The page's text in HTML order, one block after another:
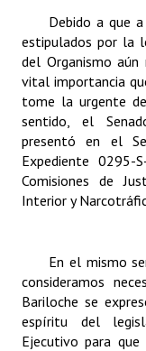
INSTITUCIONAL
Antiguos
Noticias Destacadas
Registros y
Datos Históricos
Audiencias
Mujeres que
Periodistas
Debido a que
estipulados por la
del Organismo
vital importancia
tome la urgente
sentido, el
presentó en el
Expediente
Comisiones de
Interior y
En el mismo
consideramos
Bariloche se
espíritu del
Ejecutivo para